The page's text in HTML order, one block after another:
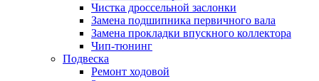
Чистка дроссельной заслонки
Замена подшипника первичного вала
Замена прокладки впускного коллектора
Чип-тюнинг
Подвеска
Ремонт ходовой